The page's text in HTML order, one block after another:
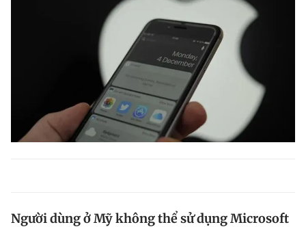
Người dùng ở Mỹ không thể sử dụng Microsoft